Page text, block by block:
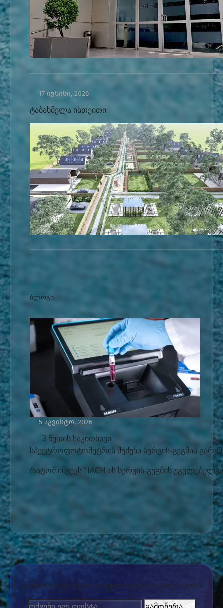
17 ივნისი, 2026
ტაბახმელა ისთეითი
ბლოგი
5 აგვისტო, 2026
3 წუთის საკითხავი
სპექტროფოტომეტრის შეძენა სერვის-გეგმის
რატომ იწვევს HACH-ის სერვის-გეგმის
გამოიწერეთ ჩვენი ყოველთვიური ნიუსლეთერი